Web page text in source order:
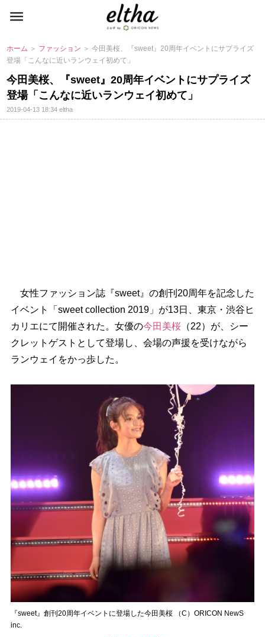
ホーム ＞ ファッション ＞ 今田美桜、『sweet』20周年イベントにサプライズ
登場「こんなに近いランウェイ初めて」
今田美桜、『sweet』20周年イベントにサプライズ
登場「こんなに近いランウェイ初めて」
2019-04-13 18:34eltha
女性ファッション誌『sweet』の創刊20周年を記念した
イベント「sweet collection 2019」が13日、東京・渋谷ヒ
カリエにて開催された。女優の今田美桜（22）が、シー
クレットゲストとして登場し、会場の声援を受けながら
ランウェイをかっ歩した。
『sweet』創刊20周年イベントに登場した今田美桜 （C）ORICON NewS
inc.